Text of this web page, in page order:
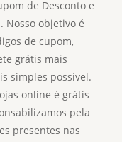
de Desconto e
Nosso objetivo é
de cupom,
grátis mais
simples possível.
online é grátis
pela
presentes nas